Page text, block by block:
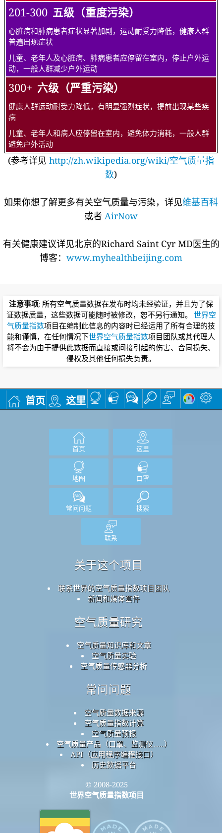
201-300 五级（重度污染）
心脏病和肺病患者症状显著加剧，运动耐受力降低，健康人群
普遍出现症状
儿童、老年人及心脏病、肺病患者应停留在室内，停止户外运
动，一般人群减少户外运动
300+ 六级（严重污染）
健康人群运动耐受力降低，有明显强烈症状，提前出现某些疾
病
儿童、老年人和病人应停留在室内，避免体力消耗，一般人群
避免户外活动
(参考详见 http://zh.wikipedia.org/wiki/空气质量指
数)
如果你想了解更多有关空气质量与污染，详见维基百科
或者 AirNow
有关健康建议详见北京的Richard Saint Cyr MD医生的
博客： www.myhealthbeijing.com
注意事项: 所有空气质量数据在发布时均未经验证，并且为了保
证数据质量，这些数据可能随时被修改，恕不另行通知。 世界空
气质量指数项目在编制此信息的内容时已经运用了所有合理的技
能和谨慎，在任何情况下世界空气质量指数项目团队或其代理人
将不会为由于提供此数据而直接或间接引起的伤害、合同损失、
侵权及其他任何损失负责。
首页 这里
首页 这里
地图 口罩
常问问题 搜索
联系
关于这个项目
联系世界的空气质量指数项目团队
新闻和媒体套件
空气质量研究
空气质量知识库和文章
空气质量实验
空气质量传感器分析
常问问题
空气质量数据来源
空气质量指数计算
空气质量预报
空气质量产品（口罩、监测仪……）
API（应用程序编程接口）
历史数据平台
© 2008-2025
世界空气质量指数项目